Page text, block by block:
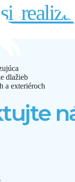
dlažieb
a exteriéroch